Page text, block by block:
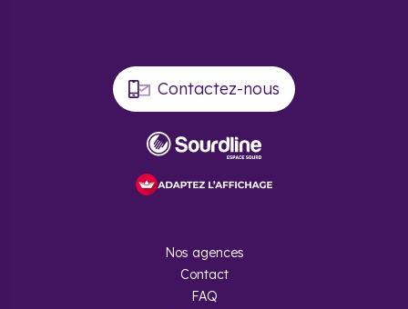
La location en meublée non professionnelle
Le statut de LMNP est fiscalement avantageux. Il permet
la déduction de nombreuses charges
d’investir dans un appartement neuf au sein d’une résidence
Pourquoi acheter un logement neuf en
Contactez-nous
Nos agences
Contact
FAQ